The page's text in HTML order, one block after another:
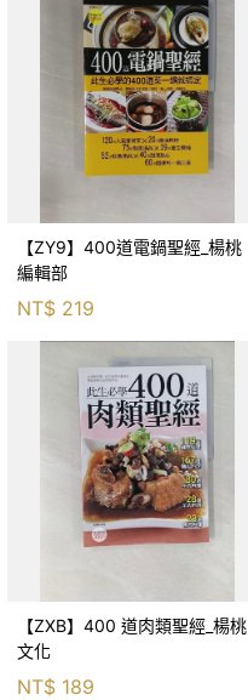
【ZY9】400道電鍋聖經_楊桃
編輯部
NT$ 219
【ZXB】400 道肉類聖經_楊桃
文化
NT$ 189